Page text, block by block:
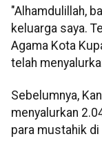
"Alhamdulillah,
keluarga saya.
Agama Kota
telah
Sebelumnya,
menyalurkan
para mustahik